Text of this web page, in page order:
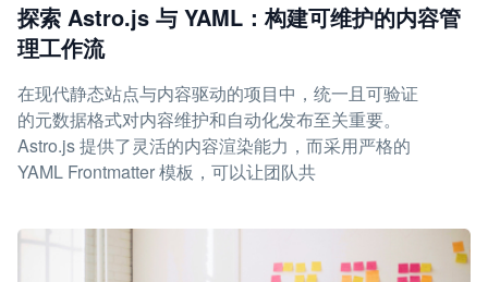
探索 Astro.js 与 YAML：构建可维护的内容管
理工作流
在现代静态站点与内容驱动的项目中，统一且可验证
的元数据格式对内容维护和自动化发布至关重要。
Astro.js 提供了灵活的内容渲染能力，而采用严格的
YAML Frontmatter 模板，可以让团队共